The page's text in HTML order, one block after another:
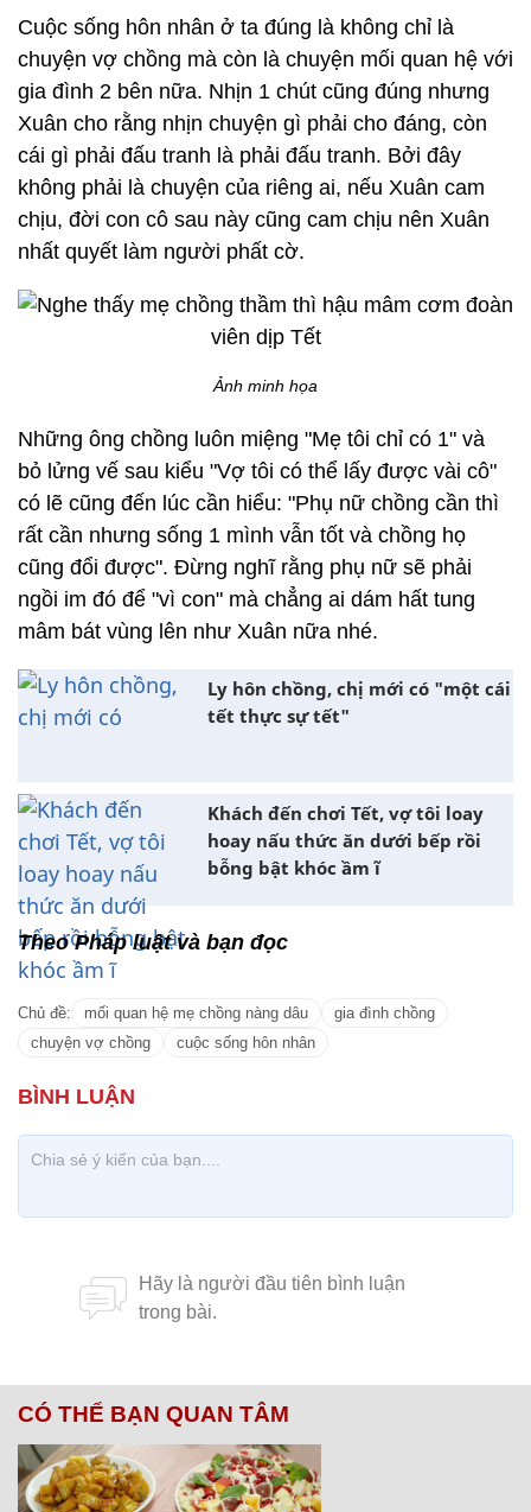
Cuộc sống hôn nhân ở ta đúng là không chỉ là
chuyện vợ chồng mà còn là chuyện mối quan hệ với
gia đình 2 bên nữa. Nhịn 1 chút cũng đúng nhưng
Xuân cho rằng nhịn chuyện gì phải cho đáng, còn
cái gì phải đấu tranh là phải đấu tranh. Bởi đây
không phải là chuyện của riêng ai, nếu Xuân cam
chịu, đời con cô sau này cũng cam chịu nên Xuân
nhất quyết làm người phất cờ.
Ảnh minh họa
Những ông chồng luôn miệng "Mẹ tôi chỉ có 1" và
bỏ lửng vế sau kiểu "Vợ tôi có thể lấy được vài cô"
có lẽ cũng đến lúc cần hiểu: "Phụ nữ chồng cần thì
rất cần nhưng sống 1 mình vẫn tốt và chồng họ
cũng đổi được". Đừng nghĩ rằng phụ nữ sẽ phải
ngồi im đó để "vì con" mà chẳng ai dám hất tung
mâm bát vùng lên như Xuân nữa nhé.
Ly hôn chồng, chị mới có "một cái
tết thực sự tết"
Khách đến chơi Tết, vợ tôi loay
hoay nấu thức ăn dưới bếp rồi
bỗng bật khóc ầm ĩ
Theo Pháp luật và bạn đọc
Chủ đề: mối quan hệ mẹ chồng nàng dâu
gia đình chồng
chuyện vợ chồng
cuộc sống hôn nhân
CÓ THỂ BẠN QUAN TÂM